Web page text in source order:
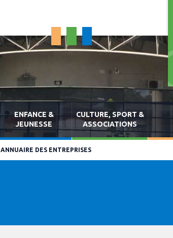
ENFANCE &
JEUNESSE
CULTURE, SPORT &
ASSOCIATIONS
ANNUAIRE DES ENTREPRISES